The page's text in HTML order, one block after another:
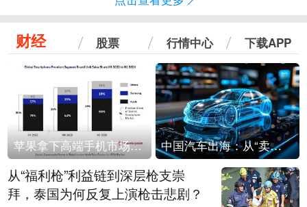
财经 股票 行情中心 下载APP
苹果拿下高端手机市场65%的份额：iPhone 17系列功不可没 中国汽车出海：从“卖出去”到“走进去”
从“福利枪”利益链到深层枪支崇
拜，泰国为何反复上演枪击悲剧？